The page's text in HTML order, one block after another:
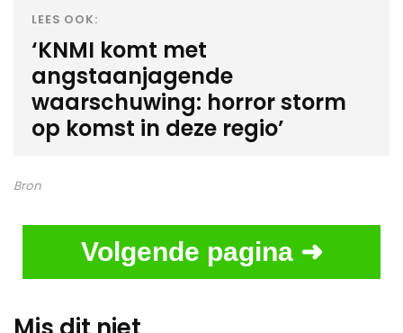
LEES OOK:
‘KNMI komt met
angstaanjagende
waarschuwing: horror storm
op komst in deze regio’
Bron
Volgende pagina ➜